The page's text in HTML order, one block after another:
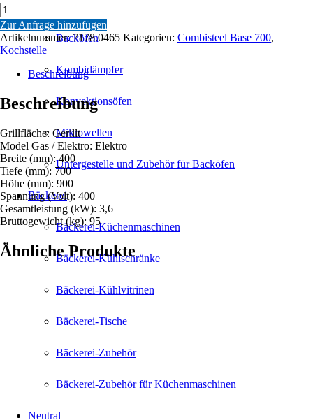
Backöfen
Backöfen
Kombidämpfer
Konvektionsöfen
Mikrowellen
Untergestelle und Zubehör für Backöfen
Bäckerei
Bäckerei-Küchenmaschinen
Bäckerei-Kühlschränke
Bäckerei-Kühlvitrinen
Bäckerei-Tische
Bäckerei-Zubehör
Bäckerei-Zubehör für Küchenmaschinen
Neutral
BASE
700
EL.
GRILLPLATTE
GERILLT
Menge
Zur Anfrage hinzufügen
Artikelnummer:7178.0465 Kategorien: Combisteel Base 700,
Kochstelle
Beschreibung
Beschreibung
Grillfläche: Gerillt
Model Gas / Elektro: Elektro
Breite (mm): 400
Tiefe (mm): 700
Höhe (mm): 900
Spannung (Volt): 400
Gesamtleistung (kW): 3,6
Bruttogewicht (kg): 95
Ähnliche Produkte